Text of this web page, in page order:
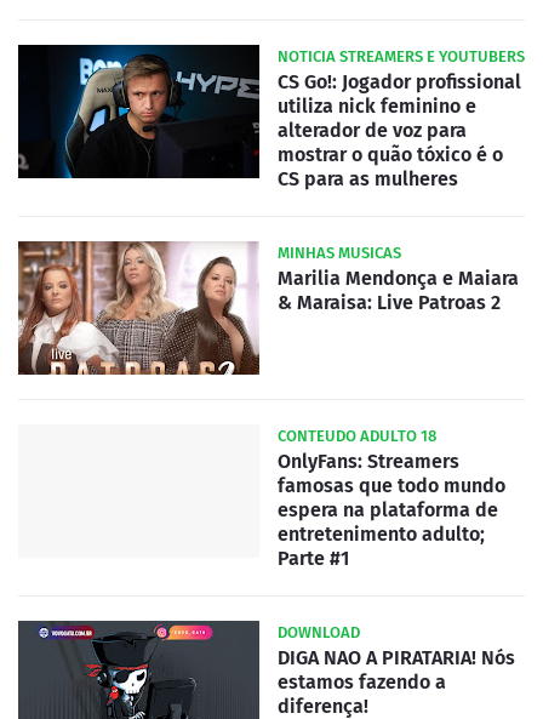
NOTICIA STREAMERS E YOUTUBERS
CS Go!: Jogador profissional
utiliza nick feminino e
alterador de voz para
mostrar o quão tóxico é o
CS para as mulheres
MINHAS MUSICAS
Marilia Mendonça e Maiara
& Maraisa: Live Patroas 2
CONTEUDO ADULTO 18
OnlyFans: Streamers
famosas que todo mundo
espera na plataforma de
entretenimento adulto;
Parte #1
DOWNLOAD
DIGA NAO A PIRATARIA! Nós
estamos fazendo a
diferença!